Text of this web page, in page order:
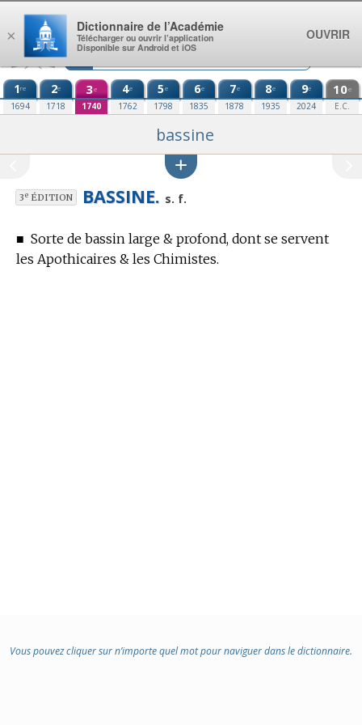
Aller au contenu
1re
1694
2e
1718
3e
1740
4e
1762
5e
1798
6e
1835
7e
1878
8e
1935
9e
2024
10e
E.C.
bassine
3eÉDITION BASSINE. s. f.
■ Sorte de bassin large & profond, dont se servent
les Apothicaires & les Chimistes.
Vous pouvez cliquer sur n’importe quel mot pour naviguer dans le dictionnaire.
×
Dictionnaire de l’Académie
Télécharger ou ouvrir l’application
Disponible sur Android et iOS
OUVRIR